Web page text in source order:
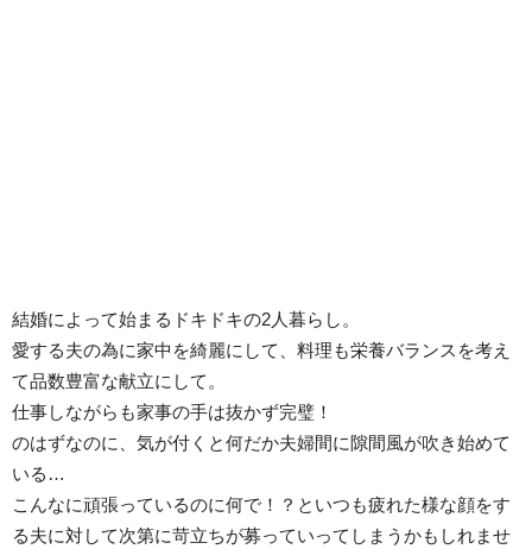
結婚によって始まるドキドキの2人暮らし。
愛する夫の為に家中を綺麗にして、料理も栄養バランスを考え
て品数豊富な献立にして。
仕事しながらも家事の手は抜かず完璧！
のはずなのに、気が付くと何だか夫婦間に隙間風が吹き始めて
いる…
こんなに頑張っているのに何で！？といつも疲れた様な顔をす
る夫に対して次第に苛立ちが募っていってしまうかもしれませ